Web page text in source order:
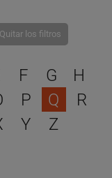
Quitar los filtros
una letra
F G
H
P Q
R
Y Z